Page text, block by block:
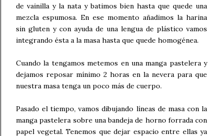
de vainilla y la nata y batimos bien hasta que quede una
mezcla espumosa. En ese momento añadimos la harina
sin gluten y con ayuda de una lengua de plástico vamos
integrando ésta a la masa hasta que quede homogénea.
Cuando la tengamos metemos en una manga pastelera y
dejamos reposar mínimo 2 horas en la nevera para que
nuestra masa tenga un poco más de cuerpo.
Pasado el tiempo, vamos dibujando líneas de masa con la
manga pastelera sobre una bandeja de horno forrada con
papel vegetal. Tenemos que dejar espacio entre ellas ya